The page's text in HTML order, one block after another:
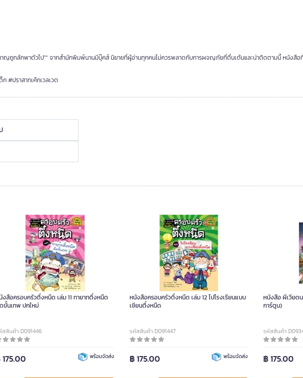
ถูกลักพาตัวไป"" จากสำนักพิมพ์นานมีบุ๊คส์ นิยายที่ผู้อ่านทุกคนไม่ควรพลาดกับการผจญภัยที่ตื่นเต้นและน่าติดตามนี้ หนังสือที่
ปราสาทเค้กเวลเวต
งสือครอบครัวตึ๋งหนืด เล่ม 11 ทายาทตึ๋งหนืด
ขั้นเทพ ปกใหม่
สสินค้า D091446
175.00 พร้อมจัดส่ง
หนังสือครอบครัวตึ๋งหนืด เล่ม 12 ไปโรงเรียนแบบ
เซียนตึ๋งหนืด
รหัสสินค้า D091447
฿ 175.00 พร้อมจัดส่ง
หนังสือ ผีเวียด
การ์ตูน)
รหัสสินค้า
฿ 175.00